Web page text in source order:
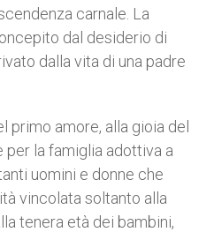
carnale. La
dal desiderio di
dalla vita di una padre
primo amore, alla gioia del
per la famiglia adottiva a
uomini e donne che
vincolata soltanto alla
tenera età dei bambini,